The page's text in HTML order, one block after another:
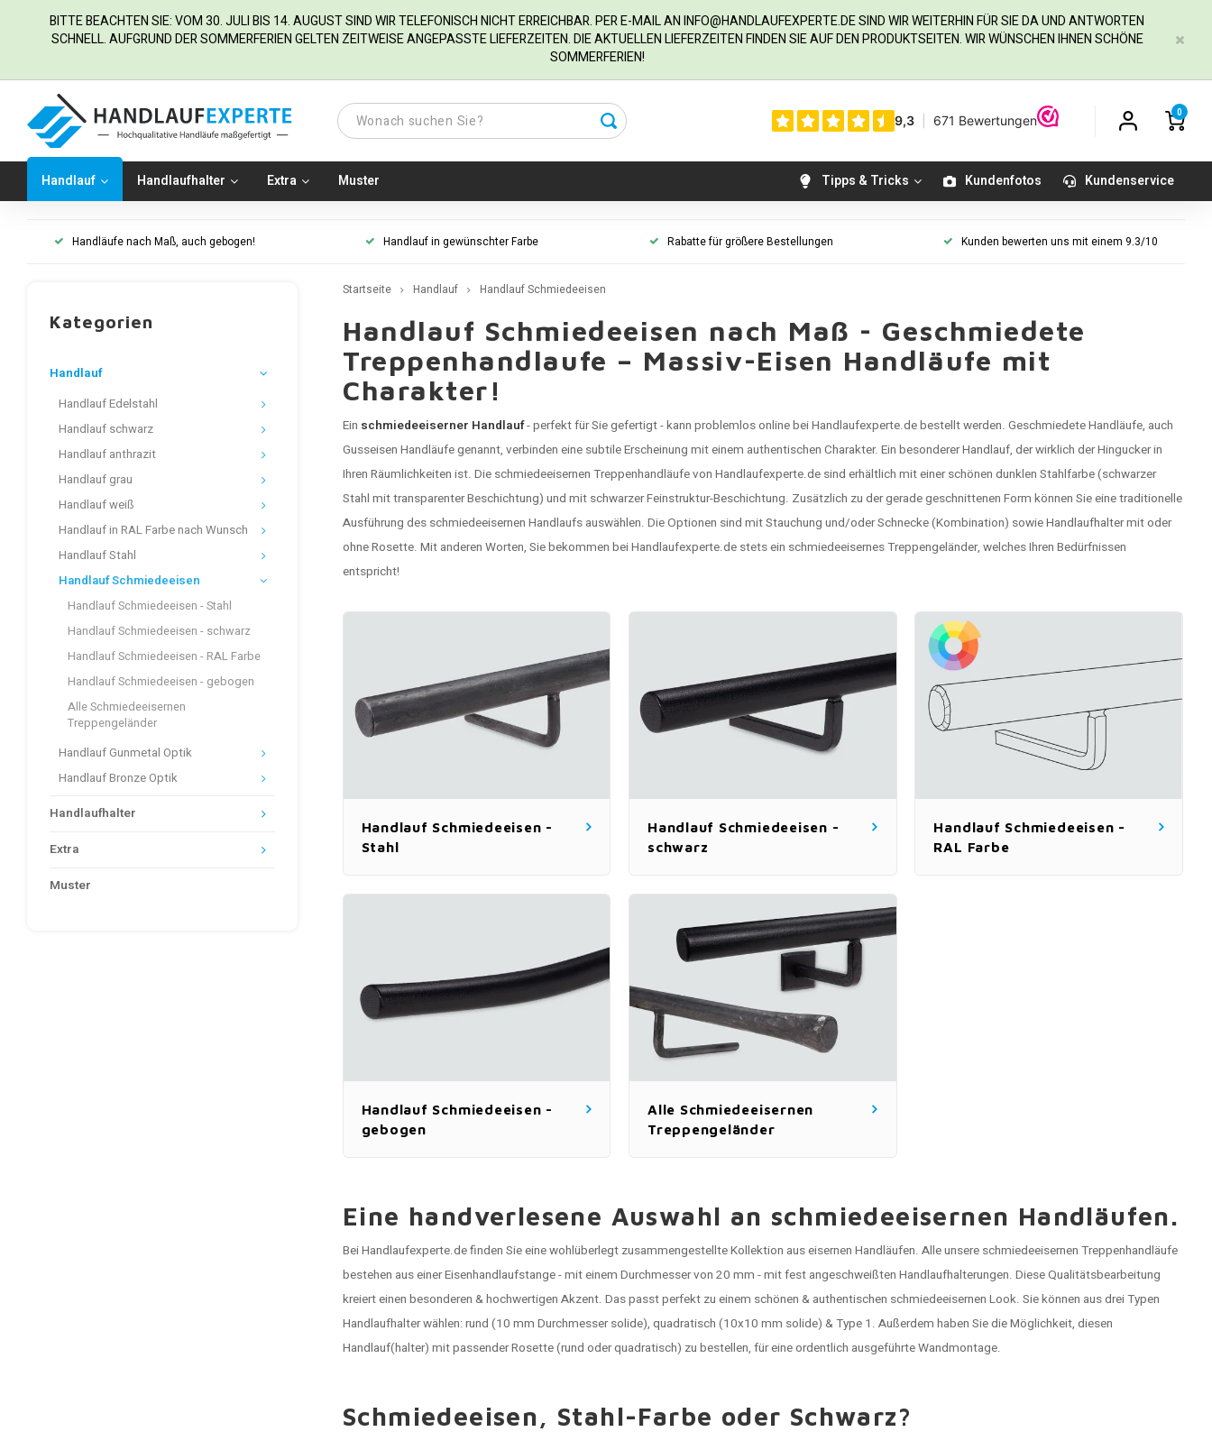
BITTE BEACHTEN SIE: VOM 30. JULI BIS 14. AUGUST SIND WIR TELEFONISCH NICHT ERREICHBAR. PER E-MAIL ANINFO@HANDLAUFEXPERTE.DESIND WIR WEITERHIN FÜR SIE DA UND ANTWORTEN
SCHNELL. AUFGRUND DER SOMMERFERIEN GELTEN ZEITWEISE ANGEPASSTE LIEFERZEITEN. DIE AKTUELLEN LIEFERZEITEN FINDEN SIE AUF DEN PRODUKTSEITEN. WIR WÜNSCHEN IHNEN SCHÖNE
SOMMERFERIEN!
0
Handlauf Handlaufhalter Extra Muster Tipps & Tricks Kundenfotos Kundenservice
Handläufe nach Maß, auch gebogen! Handlauf in gewünschter Farbe Rabatte für größere Bestellungen Kunden bewerten uns mit einem 9.3/10
Kategorien
Handlauf
Handlauf Edelstahl
Handlauf schwarz
Handlauf anthrazit
Handlauf grau
Handlauf weiß
Handlauf in RAL Farbe nach Wunsch
Handlauf Stahl
Handlauf Schmiedeeisen
Handlauf Schmiedeeisen - Stahl
Handlauf Schmiedeeisen - schwarz
Handlauf Schmiedeeisen - RAL Farbe
Handlauf Schmiedeeisen - gebogen
Alle Schmiedeeisernen
Treppengeländer
Handlauf Gunmetal Optik
Handlauf Bronze Optik
Handlaufhalter
Extra
Muster
Startseite Handlauf Handlauf Schmiedeeisen
Handlauf Schmiedeeisen nach Maß - Geschmiedete
Treppenhandlaufe – Massiv-Eisen Handläufe mit
Charakter!
Ein schmiedeeiserner Handlauf- perfekt für Sie gefertigt - kann problemlos online bei Handlaufexperte.de bestellt werden. Geschmiedete Handläufe, auch
Gusseisen Handläufe genannt, verbinden eine subtile Erscheinung mit einem authentischen Charakter. Ein besondererHandlauf, der wirklich der Hingucker in
Ihren Räumlichkeiten ist. Die schmiedeeisernen Treppenhandläufe von Handlaufexperte.de sind erhältlich mit einer schönen dunklen Stahlfarbe (schwarzer
Stahl mit transparenter Beschichtung) und mit schwarzer Feinstruktur-Beschichtung. Zusätzlich zu der gerade geschnittenen Form können Sie eine traditionelle
Ausführung des schmiedeeisernen Handlaufs auswählen. Die Optionen sind mit Stauchung und/oder Schnecke (Kombination) sowieHandlaufhaltermit oder
ohne Rosette. Mit anderen Worten, Sie bekommen bei Handlaufexperte.de stets ein schmiedeeisernes Treppengeländer, welches Ihren Bedürfnissen
entspricht!
Handlauf Schmiedeeisen -
Stahl
Handlauf Schmiedeeisen -
schwarz
Handlauf Schmiedeeisen -
RAL Farbe
Handlauf Schmiedeeisen -
gebogen
Alle Schmiedeeisernen
Treppengeländer
Eine handverlesene Auswahl an schmiedeeisernen Handläufen.
Bei Handlaufexperte.de finden Sie eine wohlüberlegt zusammengestellte Kollektion aus eisernen Handläufen. Alle unsere schmiedeeisernen Treppenhandläufe
bestehen aus einer Eisenhandlaufstange - mit einem Durchmesser von 20 mm - mit fest angeschweißten Handlaufhalterungen. Diese Qualitätsbearbeitung
kreiert einen besonderen & hochwertigen Akzent. Das passt perfekt zu einem schönen & authentischen schmiedeeisernen Look. Sie können aus drei Typen
Handlaufhalter wählen: rund (10 mm Durchmesser solide), quadratisch (10x10 mm solide) & Type 1. Außerdem haben Sie die Möglichkeit, diesen
Handlauf(halter) mit passender Rosette (rund oder quadratisch) zu bestellen, für eine ordentlich ausgeführte Wandmontage.
Schmiedeeisen, Stahl-Farbe oder Schwarz?